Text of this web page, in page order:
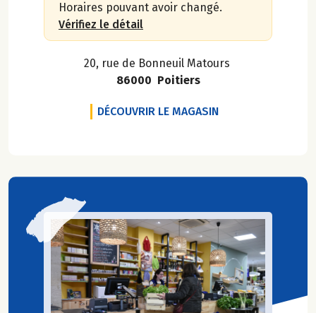
Horaires pouvant avoir changé.
Vérifiez le détail
20, rue de Bonneuil Matours
86000 Poitiers
DÉCOUVRIR LE MAGASINLE POIS TOUT